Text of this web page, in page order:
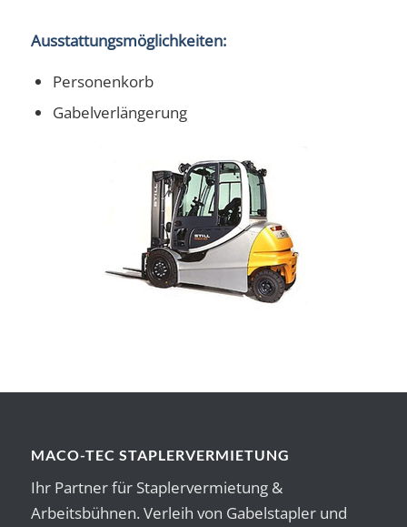
Ausstattungsmöglichkeiten:
Personenkorb
Gabelverlängerung
MACO-TEC STAPLERVERMIETUNG
Ihr Partner für Staplervermietung &
Arbeitsbühnen. Verleih von Gabelstapler und